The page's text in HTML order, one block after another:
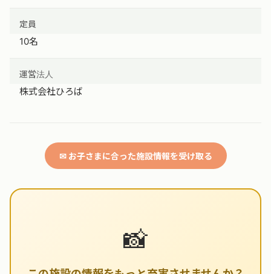
定員
10名
運営法人
株式会社ひろば
✉ お子さまに合った施設情報を受け取る
📸